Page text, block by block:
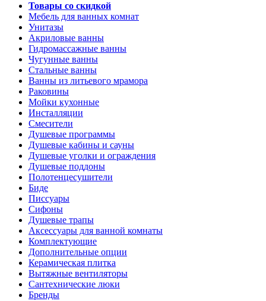
Товары со скидкой
Мебель для ванных комнат
Унитазы
Акриловые ванны
Гидромассажные ванны
Чугунные ванны
Стальные ванны
Ванны из литьевого мрамора
Раковины
Мойки кухонные
Инсталляции
Смесители
Душевые программы
Душевые кабины и сауны
Душевые уголки и ограждения
Душевые поддоны
Полотенцесушители
Биде
Писсуары
Сифоны
Душевые трапы
Аксессуары для ванной комнаты
Комплектующие
Дополнительные опции
Керамическая плитка
Вытяжные вентиляторы
Сантехнические люки
Бренды